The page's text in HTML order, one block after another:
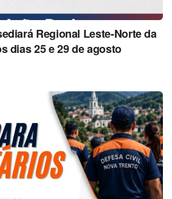
Regional Leste-Norte da
dias 25 e 29 de agosto